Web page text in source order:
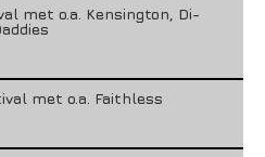
met o.a. Kensington, Di-
met o.a. Faithless